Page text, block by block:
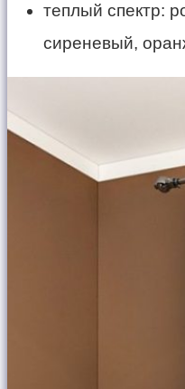
теплый спектр:
сиреневый,